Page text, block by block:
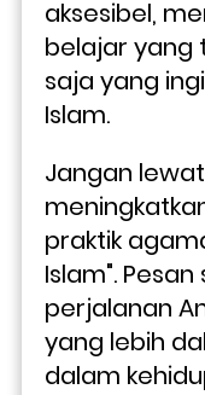
aksesibel,
belajar yang
saja yang
Islam.
Jangan
praktik
Islam".
perjalanan
yang lebih
dalam